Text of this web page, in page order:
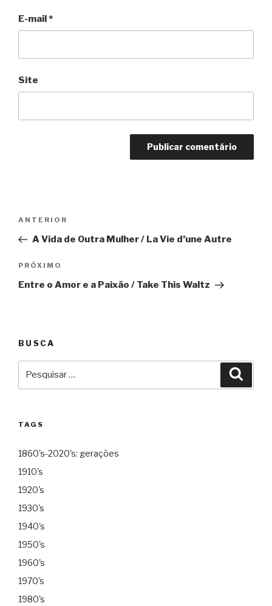
E-mail*
Site
Post
Anterior
ANTERIOR
A Vida de Outra Mulher / La Vie d’une Autre
Próximo
PRÓXIMO
Entre o Amor e a Paixão / Take This Waltz
BUSCA
TAGS
1860's-2020's: gerações
1910's
1920's
1930's
1940's
1950's
1960's
1970's
1980's